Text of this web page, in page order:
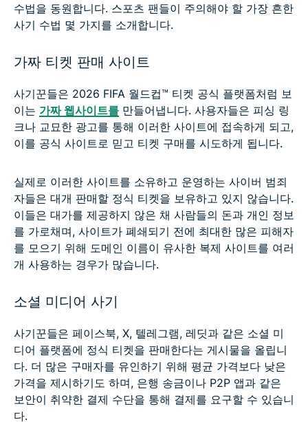
수법을 동원합니다. 스포츠 팬들이 주의해야 할 가장 흔한
사기 수법 몇 가지를 소개합니다.
가짜 티켓 판매 사이트
사기꾼들은 2026 FIFA 월드컵™ 티켓 공식 플랫폼처럼 보
이는 가짜 웹사이트를 만들어냅니다. 사용자들은 피싱 링
크나 교묘한 광고를 통해 이러한 사이트에 접속하게 되고,
이를 공식 사이트로 믿고 티켓 구매를 시도하게 됩니다.
실제로 이러한 사이트를 소유하고 운영하는 사이버 범죄
자들은 대개 판매할 정식 티켓을 보유하고 있지 않습니다.
이들은 대가를 제공하지 않은 채 사람들의 돈과 개인 정보
를 가로채며, 사이트가 폐쇄되기 전에 최대한 많은 피해자
를 모으기 위해 도메인 이름이 유사한 복제 사이트를 여러
개 사용하는 경우가 많습니다.
소셜 미디어 사기
사기꾼들은 페이스북, X, 텔레그램, 레딧과 같은 소셜 미
디어 플랫폼에 정식 티켓을 판매한다는 게시물을 올립니
다. 더 많은 구매자를 유인하기 위해 평균 가격보다 낮은
가격을 제시하기도 하며, 은행 송금이나 P2P 앱과 같은
보안이 취약한 결제 수단을 통해 결제를 요구할 수 있습니
다.